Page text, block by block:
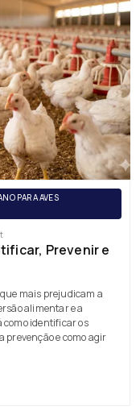
PARA AVES
Prevenir e
mais prejudicam a
alimentar e a
como identificar os
e como agir